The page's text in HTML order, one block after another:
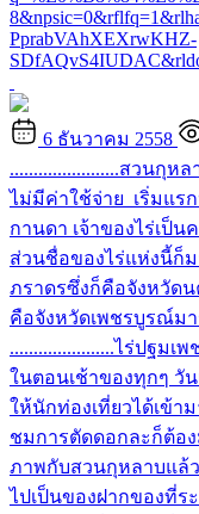
PprabVAhXEXrwKHZ-
6 ธันวาคม 2558
.......................สวนกุ
ไม่มีค่าใช้จ่าย เริ่มแร
กานดา เจ้าของไร่เป็
ส่วนชื่อของไร่แห่งนี้ก็
ภราดรซึ่งก็คือจังหวัด
คือจังหวัดเพชรบูรณ์ม
......................ไร่ปฐม
ในตอนเช้าของทุกๆ วั
ให้นักท่องเที่ยวได้เข้า
ชมการตัดดอกละก็ต้อ
ภาพกับสวนกุหลาบแล้ว
ไปเป็นของฝากของที่ร